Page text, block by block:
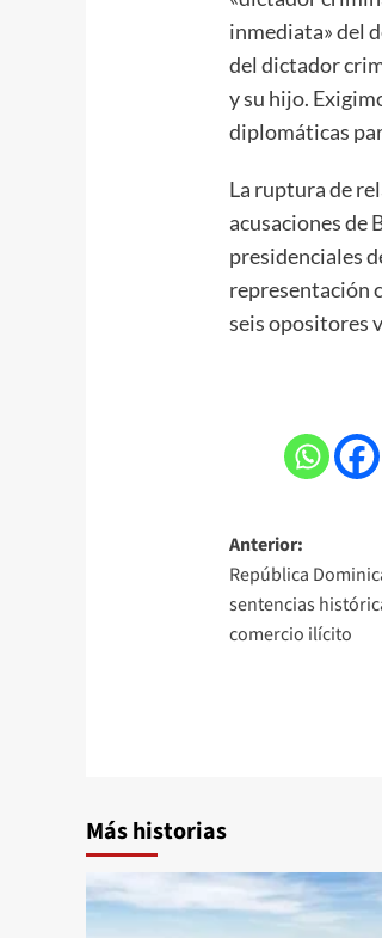
inmediata» del
del dictador
y su hijo.
diplomáticas
La ruptura de
acusaciones de
presidenciales
representación
seis opositores
Anterior:
República
sentencias
comercio ilícito
Más historias